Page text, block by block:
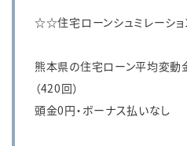
☆☆住宅ローンシュミレーシ
熊本県の住宅ローン平均変動
（420回）
頭金0円・ボーナス払いなし